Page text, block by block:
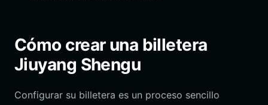
Cómo crear una billetera
Jiuyang Shengu
Configurar su billetera es un proceso sencillo